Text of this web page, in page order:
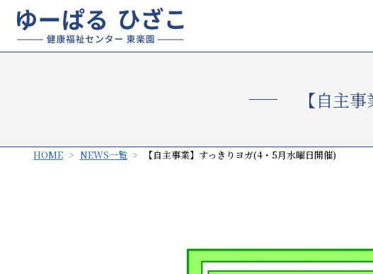
【自主
HOME NEWS一覧 【自主事業】すっきりヨガ(4・5月水曜日開催)